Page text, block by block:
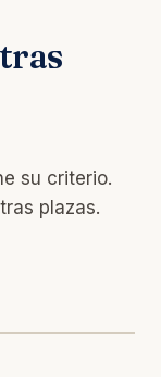
su criterio.
plazas.